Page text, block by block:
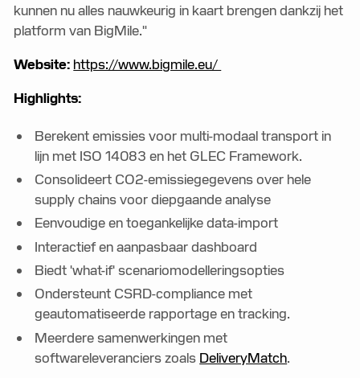
kunnen nu alles nauwkeurig in kaart brengen dankzij het
platform van BigMile."
Website: https://www.bigmile.eu/
Highlights:
Berekent emissies voor multi-modaal transport in
lijn met ISO 14083 en het GLEC Framework.
Consolideert CO2-emissiegegevens over hele
supply chains voor diepgaande analyse
Eenvoudige en toegankelijke data-import
Interactief en aanpasbaar dashboard
Biedt 'what-if' scenariomodelleringsopties
Ondersteunt CSRD-compliance met
geautomatiseerde rapportage en tracking.
Meerdere samenwerkingen met
softwareleveranciers zoals DeliveryMatch.